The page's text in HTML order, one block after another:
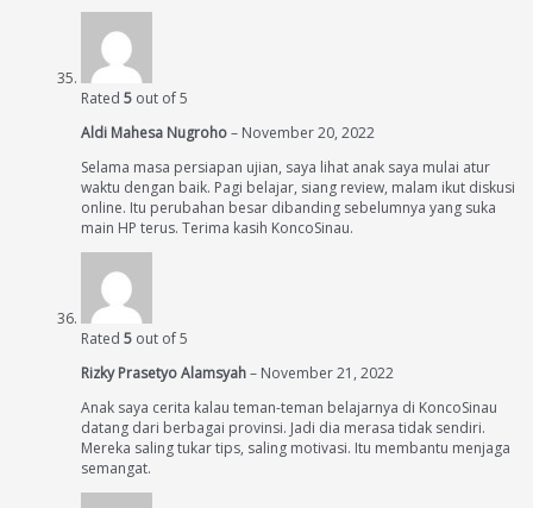
Rated 5 out of 5
Aldi Mahesa Nugroho– November 20, 2022
Selama masa persiapan ujian, saya lihat anak saya mulai atur
waktu dengan baik. Pagi belajar, siang review, malam ikut diskusi
online. Itu perubahan besar dibanding sebelumnya yang suka
main HP terus. Terima kasih KoncoSinau.
Rated 5 out of 5
Rizky Prasetyo Alamsyah– November 21, 2022
Anak saya cerita kalau teman-teman belajarnya di KoncoSinau
datang dari berbagai provinsi. Jadi dia merasa tidak sendiri.
Mereka saling tukar tips, saling motivasi. Itu membantu menjaga
semangat.